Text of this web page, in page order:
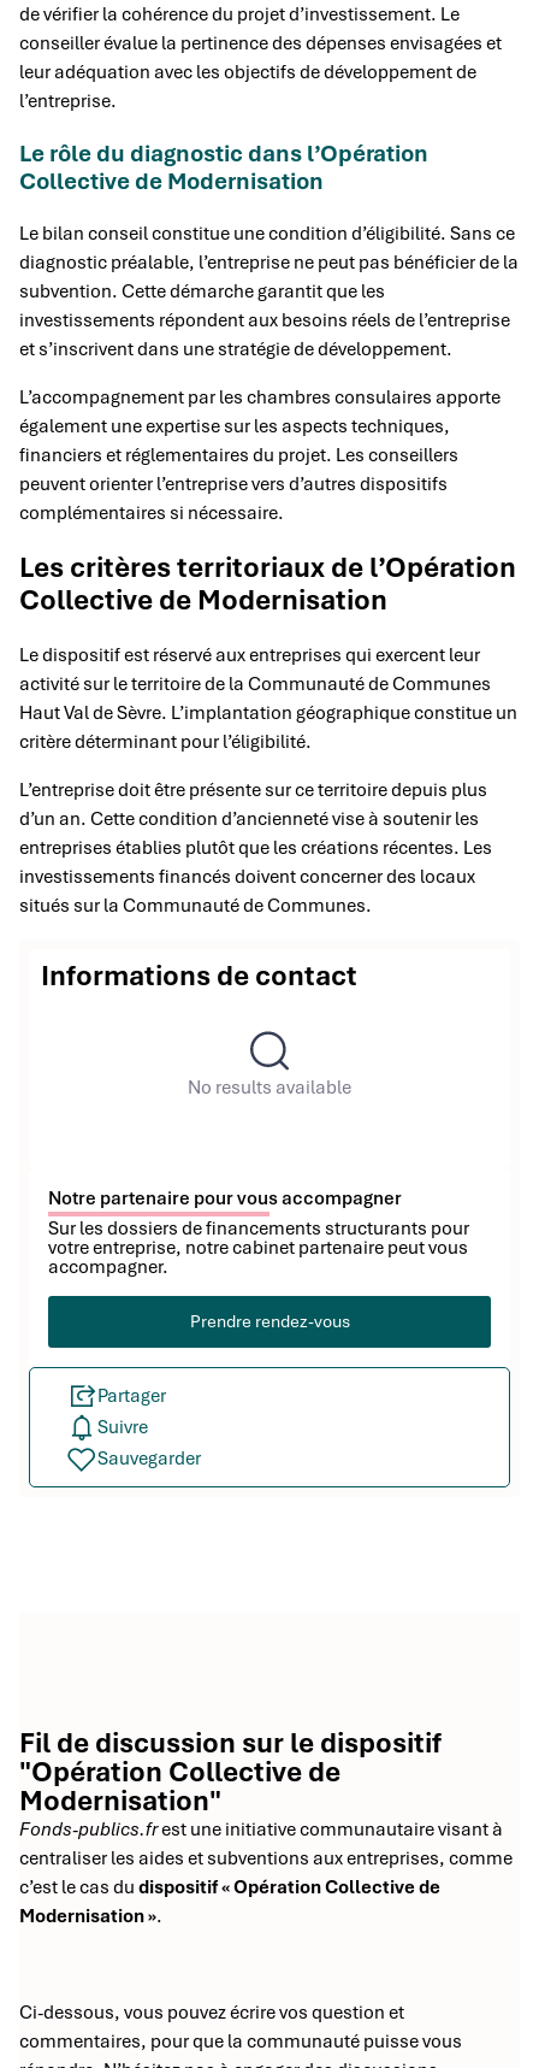
de vérifier la cohérence du projet d’investissement. Le
conseiller évalue la pertinence des dépenses envisagées et
leur adéquation avec les objectifs de développement de
l’entreprise.
Le rôle du diagnostic dans l’Opération
Collective de Modernisation
Le bilan conseil constitue une condition d’éligibilité. Sans ce
diagnostic préalable, l’entreprise ne peut pas bénéficier de la
subvention. Cette démarche garantit que les
investissements répondent aux besoins réels de l’entreprise
et s’inscrivent dans une stratégie de développement.
L’accompagnement par les chambres consulaires apporte
également une expertise sur les aspects techniques,
financiers et réglementaires du projet. Les conseillers
peuvent orienter l’entreprise vers d’autres dispositifs
complémentaires si nécessaire.
Les critères territoriaux de l’Opération
Collective de Modernisation
Le dispositif est réservé aux entreprises qui exercent leur
activité sur le territoire de la Communauté de Communes
Haut Val de Sèvre. L’implantation géographique constitue un
critère déterminant pour l’éligibilité.
L’entreprise doit être présente sur ce territoire depuis plus
d’un an. Cette condition d’ancienneté vise à soutenir les
entreprises établies plutôt que les créations récentes. Les
investissements financés doivent concerner des locaux
situés sur la Communauté de Communes.
Informations de contact
No results available
Notre partenaire pour vous accompagner
Sur les dossiers de financements structurants pour
votre entreprise, notre cabinet partenaire peut vous
accompagner.
Prendre rendez-vous
Partager
Suivre
Sauvegarder
Fil de discussion sur le dispositif
"Opération Collective de
Modernisation"
Fonds-publics.frest une initiative communautaire visant à
centraliser les aides et subventions aux entreprises, comme
c’est le cas du dispositif « Opération Collective de
Modernisation ».
Ci-dessous, vous pouvez écrire vos question et
commentaires, pour que la communauté puisse vous